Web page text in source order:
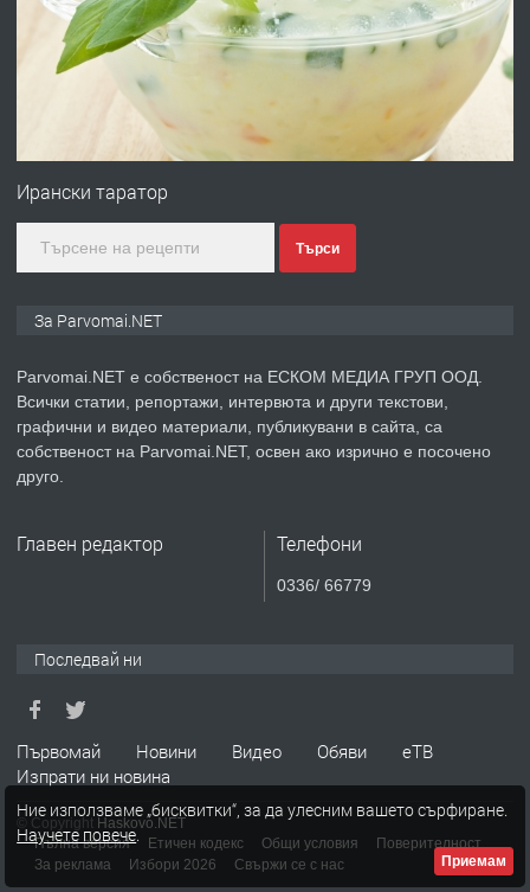
преди 1 година
Първи поход "По стъпките на Ангел
преди 1 година
ПРЕДЛАГА Уроци по Математика
ТЪРСИ Търсим работник
Ирански таратор
Търси
За Parvomai.NET
Parvomai.NET е собственост на ЕСКОМ МЕДИА ГРУП ООД.
Всички статии, репортажи, интервюта и други текстови,
графични и видео материали, публикувани в сайта, са
собственост на Parvomai.NET, освен ако изрично е посочено
друго.
Главен редактор Телефони
0336/ 66779
Последвай ни
Първомай Новини Видео Обяви
еТВ
Изпрати ни новина
© Copyright Haskovo.NET
Пълна версия
Етичен кодекс Общи условия
Поверителност
За реклама
Избори 2026 Свържи се с нас
Ние използваме „бисквитки“, за да улесним вашето сърфиране.
Научете повече.
Приемам